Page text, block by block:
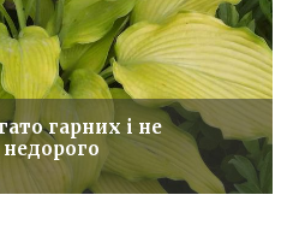
гарних і не